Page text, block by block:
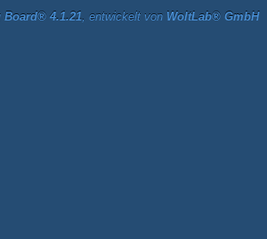
Board® 4.1.21, entwickelt von WoltLab® GmbH